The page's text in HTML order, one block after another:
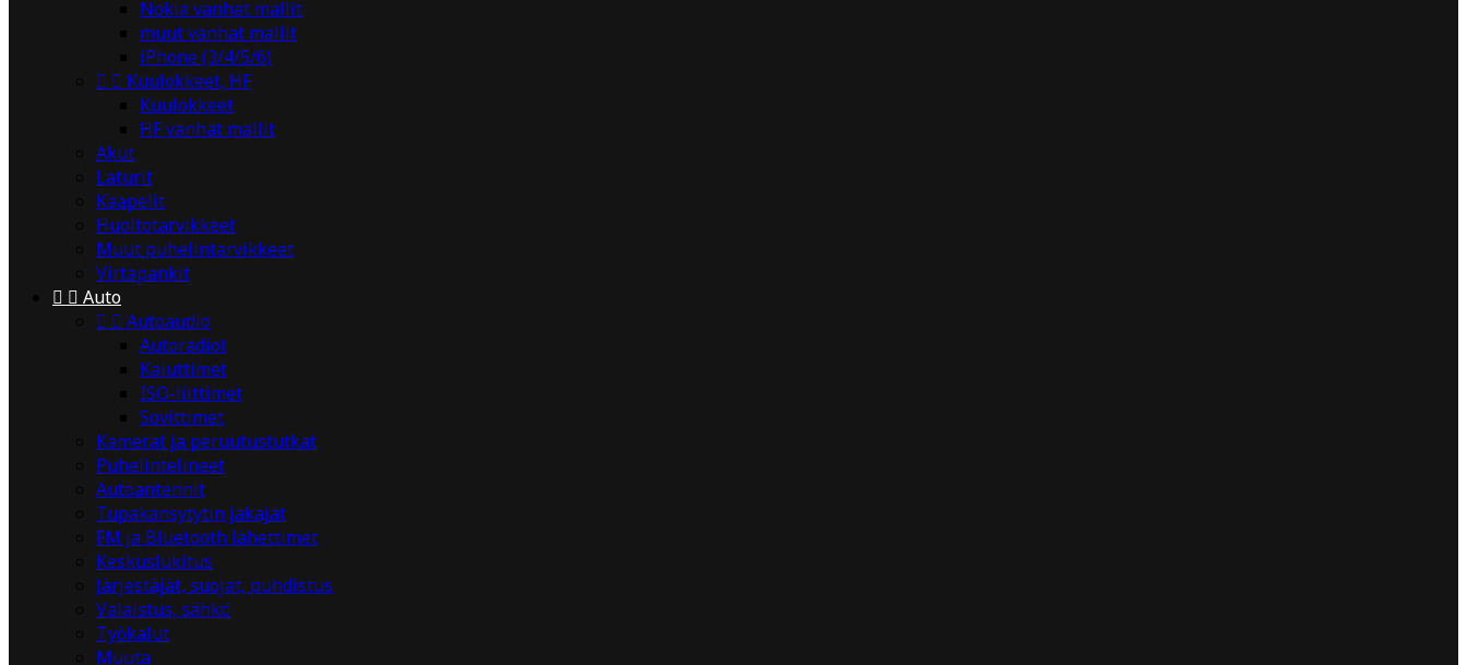
Nokia vanhat mallit
muut vanhat mallit
iPhone (3/4/5/6)
  Kuulokkeet, HF
Kuulokkeet
HF vanhat mallit
Akut
Laturit
Kaapelit
Huoltotarvikkeet
Muut puhelintarvikkeet
Virtapankit
  Auto
  Autoaudio
Autoradiot
Kaiuttimet
ISO-liittimet
Sovittimet
Kamerat ja peruutustutkat
Puhelintelineet
Autoantennit
Tupakansytytin jakajat
FM ja Bluetooth lähettimet
Keskuslukitus
Järjestäjät, suojat, puhdistus
Valaistus, sähkö
Työkalut
Muuta